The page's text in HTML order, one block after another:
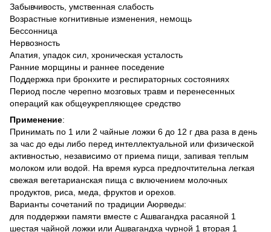
Забывчивость, умственная слабость
Возрастные когнитивные изменения, немощь
Бессонница
Нервозность
Апатия, упадок сил, хроническая усталость
Ранние морщины и раннее поседение
Поддержка при бронхите и респираторных состояниях
Период после черепно мозговых травм и перенесенных
операций как общеукрепляющее средство
Применение:
Принимать по 1 или 2 чайные ложки 6 до 12 г два раза в день
за час до еды либо перед интеллектуальной или физической
активностью, независимо от приема пищи, запивая теплым
молоком или водой. На время курса предпочтительна легкая
свежая вегетарианская пища с включением молочных
продуктов, риса, меда, фруктов и орехов.
Варианты сочетаний по традиции Аюрведы:
для поддержки памяти вместе с Ашвагандха расаяной 1
шестая чайной ложки или Ашвагандха чурной 1 вторая 1